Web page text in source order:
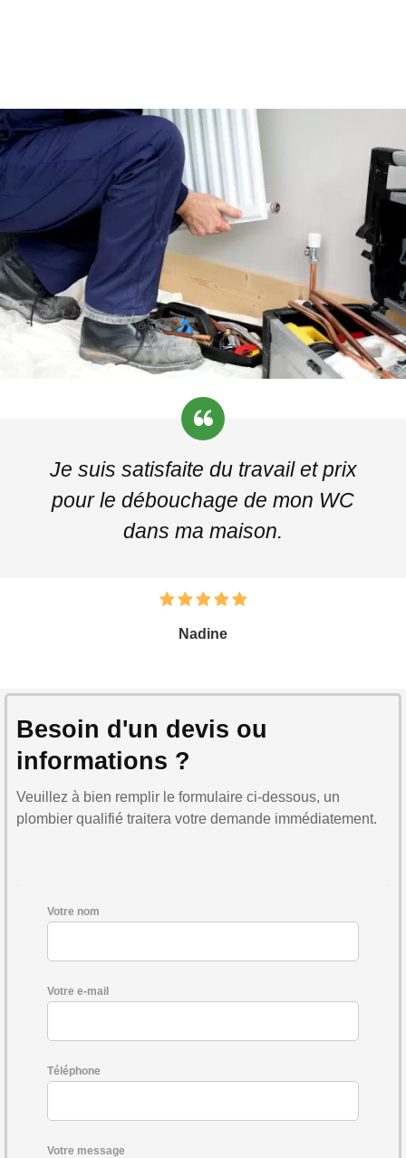
Je suis satisfaite du travail et prix
pour le débouchage de mon WC
dans ma maison.
Nadine
Besoin d'un devis ou
informations ?
Veuillez à bien remplir le formulaire ci-dessous, un
plombier qualifié traitera votre demande immédiatement.
Votre nom
Votre e-mail
Téléphone
Votre message